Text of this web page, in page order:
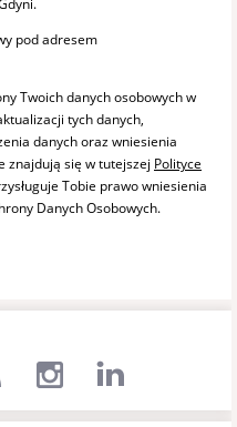
pod adresem
Twoich danych osobowych w
tych danych,
danych oraz wniesienia
znajdują się w tutejszej Polityce
Tobie prawo wniesienia
Danych Osobowych.